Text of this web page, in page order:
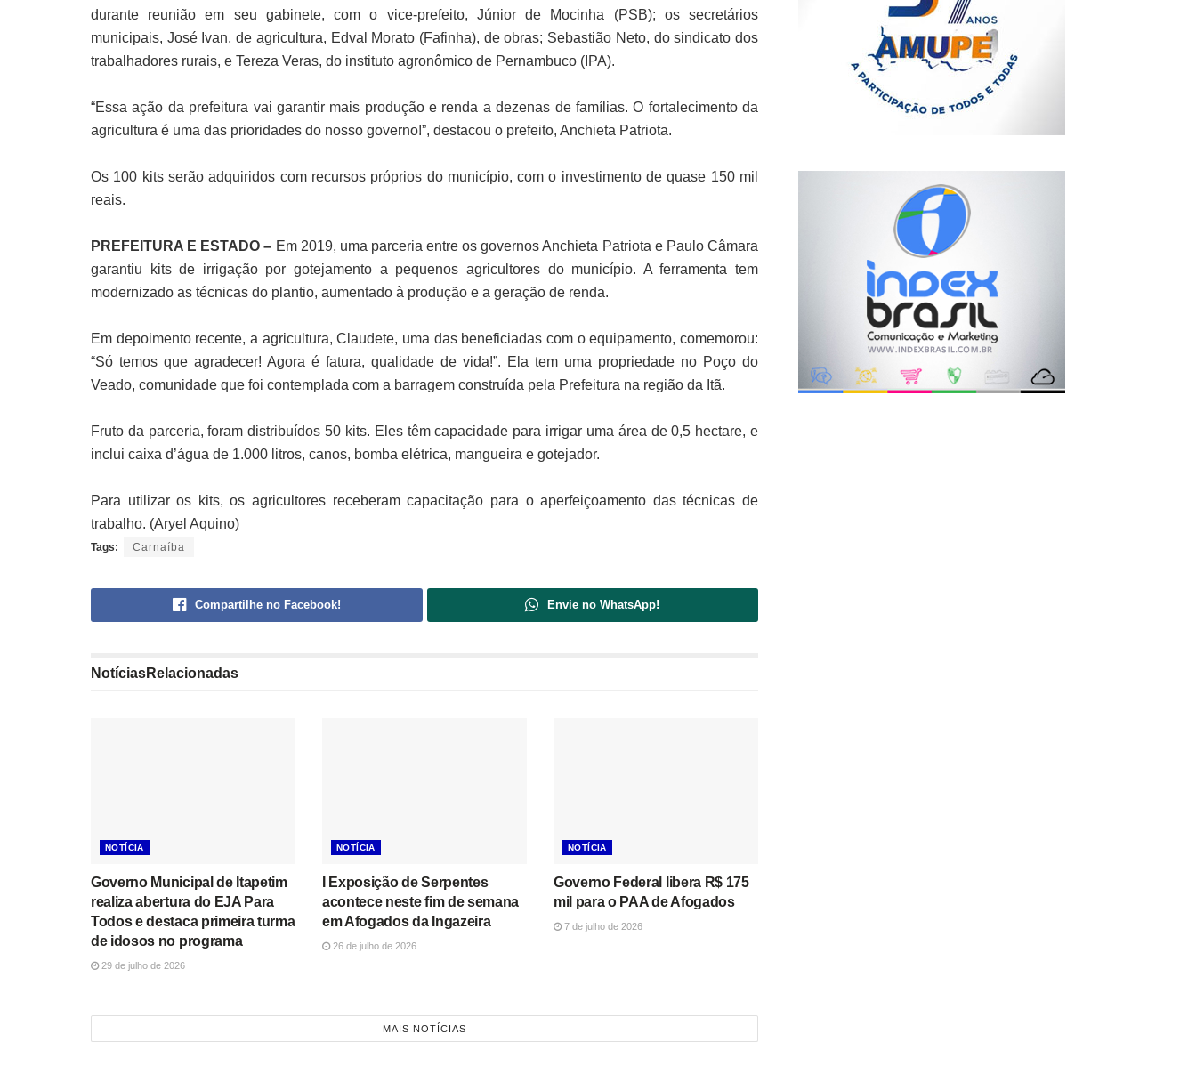
durante reunião em seu gabinete, com o vice-prefeito, Júnior de Mocinha (PSB); os secretários
municipais, José Ivan, de agricultura, Edval Morato (Fafinha), de obras; Sebastião Neto, do sindicato dos
trabalhadores rurais, e Tereza Veras, do instituto agronômico de Pernambuco (IPA).
“Essa ação da prefeitura vai garantir mais produção e renda a dezenas de famílias. O fortalecimento da
agricultura é uma das prioridades do nosso governo!”, destacou o prefeito, Anchieta Patriota.
Os 100 kits serão adquiridos com recursos próprios do município, com o investimento de quase 150 mil
reais.
PREFEITURA E ESTADO – Em 2019, uma parceria entre os governos Anchieta Patriota e Paulo Câmara
garantiu kits de irrigação por gotejamento a pequenos agricultores do município. A ferramenta tem
modernizado as técnicas do plantio, aumentado à produção e a geração de renda.
Em depoimento recente, a agricultura, Claudete, uma das beneficiadas com o equipamento, comemorou:
“Só temos que agradecer! Agora é fatura, qualidade de vida!”. Ela tem uma propriedade no Poço do
Veado, comunidade que foi contemplada com a barragem construída pela Prefeitura na região da Itã.
Fruto da parceria, foram distribuídos 50 kits. Eles têm capacidade para irrigar uma área de 0,5 hectare, e
inclui caixa d’água de 1.000 litros, canos, bomba elétrica, mangueira e gotejador.
Para utilizar os kits, os agricultores receberam capacitação para o aperfeiçoamento das técnicas de
trabalho. (Aryel Aquino)
Tags: Carnaíba
Compartilhe no Facebook! Envie no WhatsApp!
NotíciasRelacionadas
NOTÍCIA
Governo Municipal de Itapetim
realiza abertura do EJA Para
Todos e destaca primeira turma
de idosos no programa
29 de julho de 2026
NOTÍCIA
I Exposição de Serpentes
acontece neste fim de semana
em Afogados da Ingazeira
26 de julho de 2026
NOTÍCIA
Governo Federal libera R$ 175
mil para o PAA de Afogados
7 de julho de 2026
MAIS NOTÍCIAS